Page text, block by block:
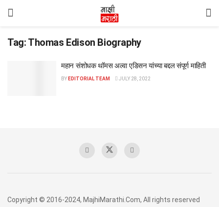
Tag: Thomas Edison Biography
महान संशोधक थॉमस अल्वा एडिसन यांच्या बद्दल संपूर्ण माहिती
BY EDITORIAL TEAM JULY 28, 2022
Copyright © 2016-2024, MajhiMarathi.Com, All rights reserved